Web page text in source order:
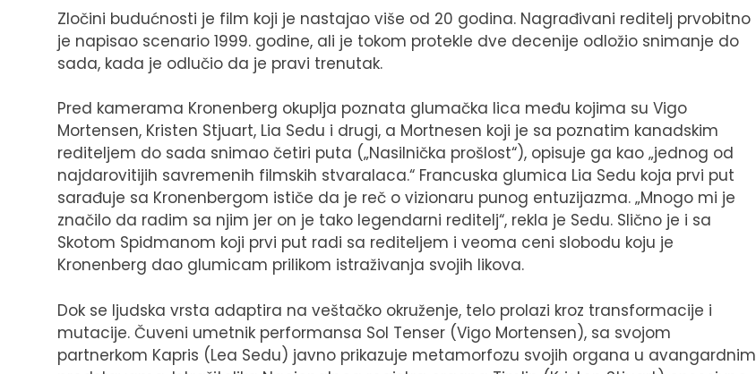
Zločini budućnosti je film koji je nastajao više od 20 godina. Nagrađivani reditelj prvobitno
je napisao scenario 1999. godine, ali je tokom protekle dve decenije odložio snimanje do
sada, kada je odlučio da je pravi trenutak.
Pred kamerama Kronenberg okuplja poznata glumačka lica među kojima su Vigo
Mortensen, Kristen Stjuart, Lia Sedu i drugi, a Mortnesen koji je sa poznatim kanadskim
rediteljem do sada snimao četiri puta („Nasilnička prošlost“), opisuje ga kao „jednog od
najdarovitijih savremenih filmskih stvaralaca.“ Francuska glumica Lia Sedu koja prvi put
sarađuje sa Kronenbergom ističe da je reč o vizionaru punog entuzijazma. „Mnogo mi je
značilo da radim sa njim jer on je tako legendarni reditelj“, rekla je Sedu. Slično je i sa
Skotom Spidmanom koji prvi put radi sa rediteljem i veoma ceni slobodu koju je
Kronenberg dao glumicam prilikom istraživanja svojih likova.
Dok se ljudska vrsta adaptira na veštačko okruženje, telo prolazi kroz transformacije i
mutacije. Čuveni umetnik performansa Sol Tenser (Vigo Mortensen), sa svojom
partnerkom Kapris (Lea Sedu) javno prikazuje metamorfozu svojih organa u avangardnim